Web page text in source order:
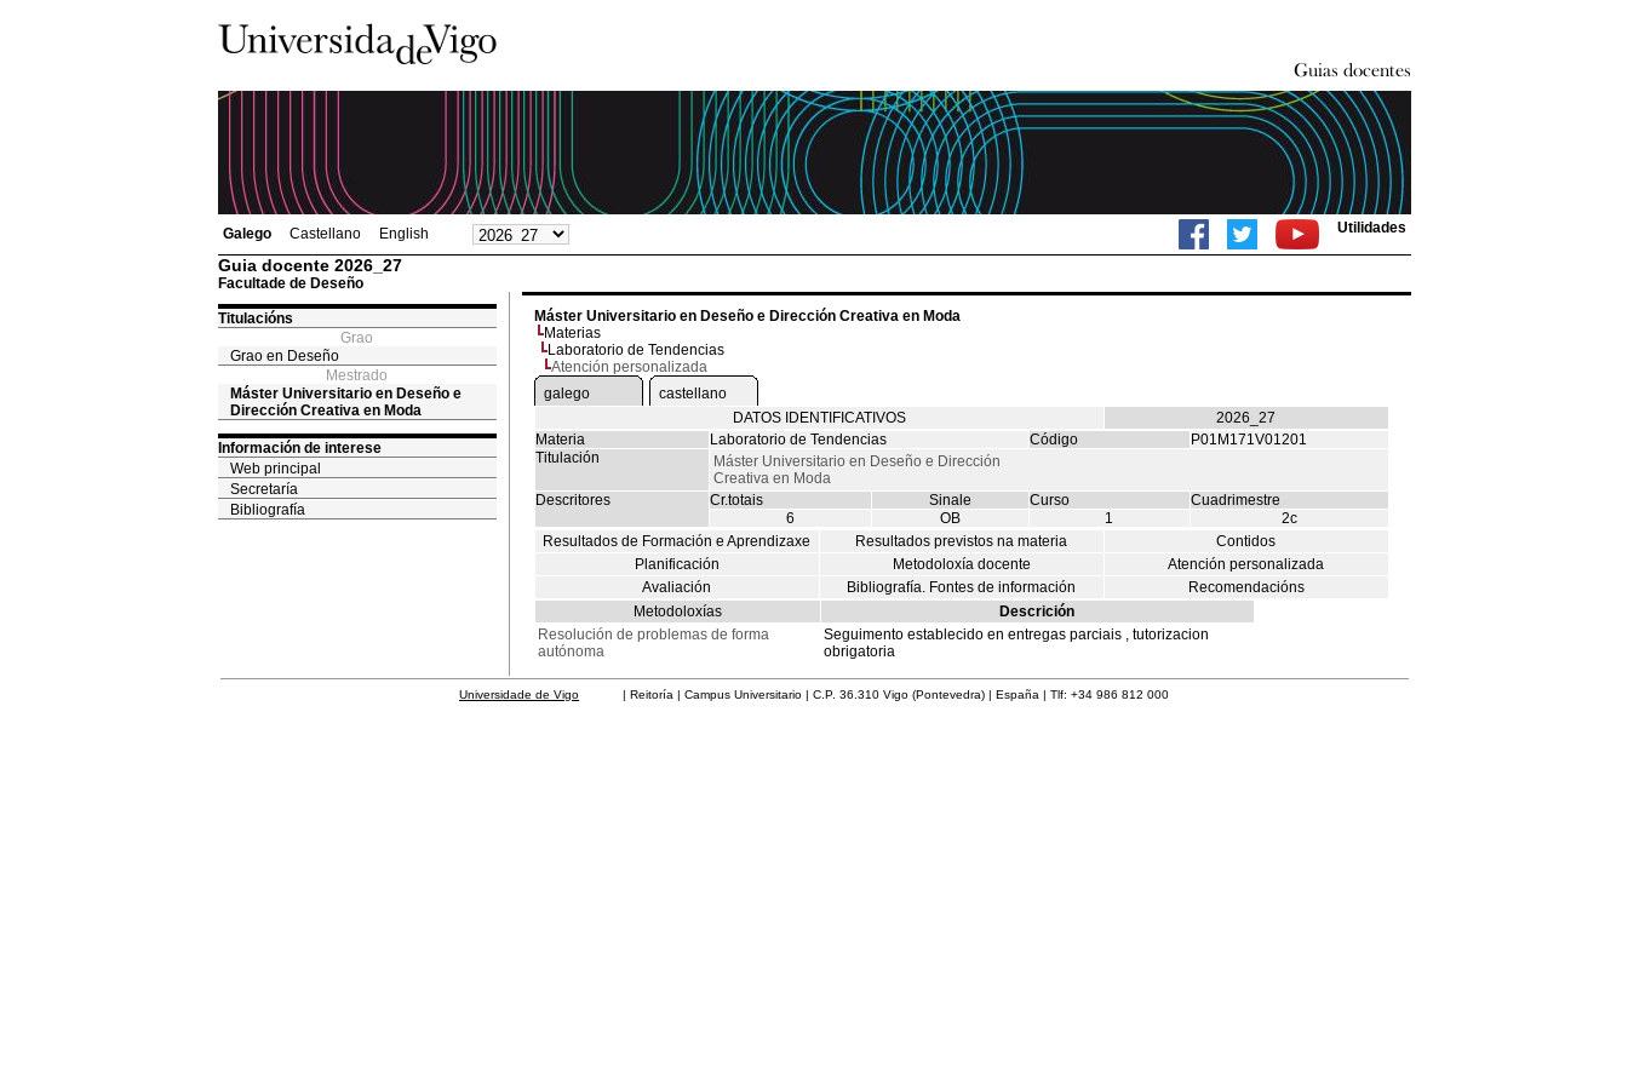
Galego Castellano English Utilidades
Guia docente 2026_27
Facultade de Deseño
Titulacións
Grao
Grao en Deseño
Mestrado
Máster Universitario en Deseño e
Dirección Creativa en Moda
Información de interese
Web principal
Secretaría
Bibliografía
Máster Universitario en Deseño e Dirección Creativa en Moda
Materias
Laboratorio de Tendencias
Atención personalizada
galego
castellano
DATOS IDENTIFICATIVOS
2026_27
Materia
Laboratorio de Tendencias Código
P01M171V01201
Titulación
Máster Universitario en Deseño e Dirección
Creativa en Moda
Descritores
Cr.totais Sinale Curso
Cuadrimestre
6
OB 1
2c
Resultados de Formación e Aprendizaxe
Resultados previstos na materia
Contidos
Planificación
Metodoloxía docente
Atención personalizada
Avaliación
Bibliografía. Fontes de información
Recomendacións
Metodoloxías
Descrición
Resolución de problemas de forma
autónoma
Seguimento establecido en entregas parciais , tutorizacion
obrigatoria
Universidade de Vigo | Reitoría | Campus Universitario | C.P. 36.310 Vigo (Pontevedra) | España | Tlf: +34 986 812 000